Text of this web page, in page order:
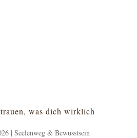
was dich wirklich
| Seelenweg & Bewusstsein